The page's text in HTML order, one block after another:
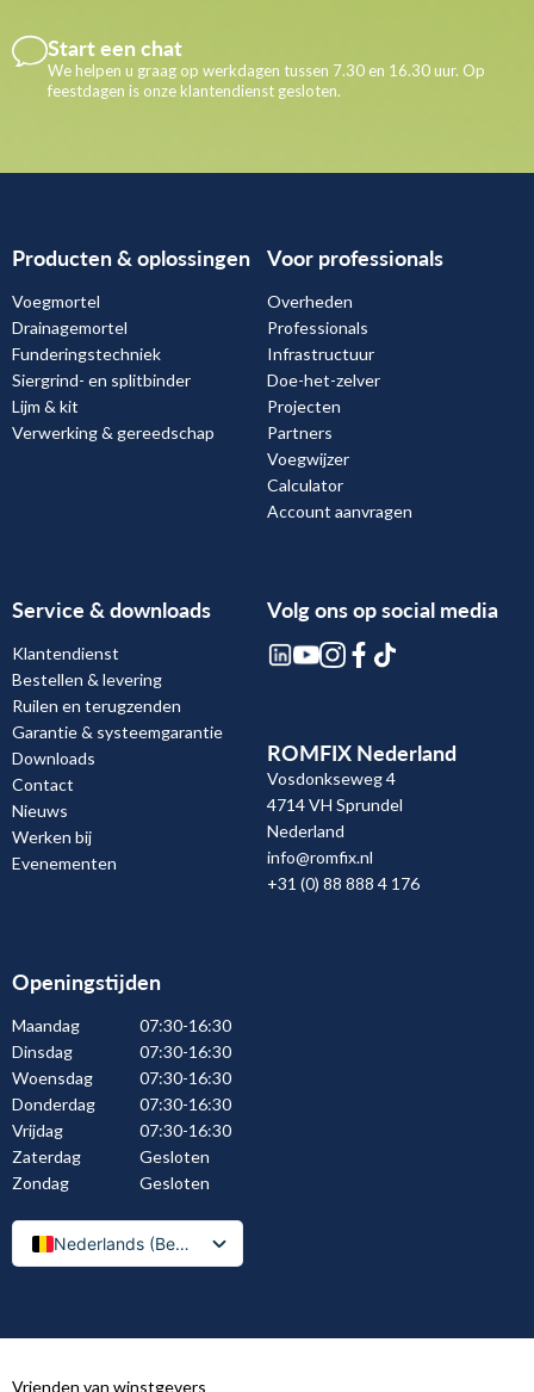
Start een chat
We helpen u graag op werkdagen tussen 7.30 en 16.30 uur. Op
feestdagen is onze klantendienst gesloten.
Producten & oplossingen
Voegmortel
Drainagemortel
Funderingstechniek
Siergrind- en splitbinder
Lijm & kit
Verwerking & gereedschap
Voor professionals
Overheden
Professionals
Infrastructuur
Doe-het-zelver
Projecten
Partners
Voegwijzer
Calculator
Account aanvragen
Service & downloads
Klantendienst
Bestellen & levering
Ruilen en terugzenden
Garantie & systeemgarantie
Downloads
Contact
Nieuws
Werken bij
Evenementen
Volg ons op social media
ROMFIX Nederland
Vosdonkseweg 4
4714 VH Sprundel
Nederland
info@romfix.nl
+31 (0) 88 888 4 176
Openingstijden
Maandag
07:30-16:30
Dinsdag
07:30-16:30
Woensdag
07:30-16:30
Donderdag
07:30-16:30
Vrijdag
07:30-16:30
Zaterdag
Gesloten
Zondag
Gesloten
Nederlands (België)
Vrienden van winstgevers